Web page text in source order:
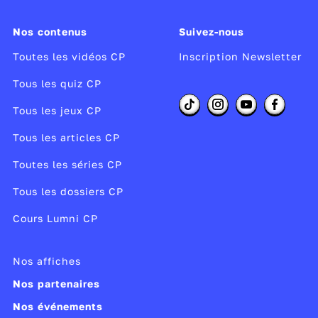
Producteur :Double Mètre Animation, XBO
Films
Année de production :
Modifié le 04/03/25
Nos contenus
Toutes les vidéos CP
Tous les quiz CP
Tous les jeux CP
Tous les articles CP
Toutes les séries CP
Tous les dossiers CP
Cours Lumni CP
Suivez-nous
Inscription Newsletter
Nos affiches
Nos partenaires
Nos événements